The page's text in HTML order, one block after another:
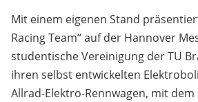
Mit einem eigenen Stand
Racing Team“ auf der Hannover
studentische Vereinigung der TU
ihren selbst entwickelten
Allrad-Elektro-Rennwagen, mit dem